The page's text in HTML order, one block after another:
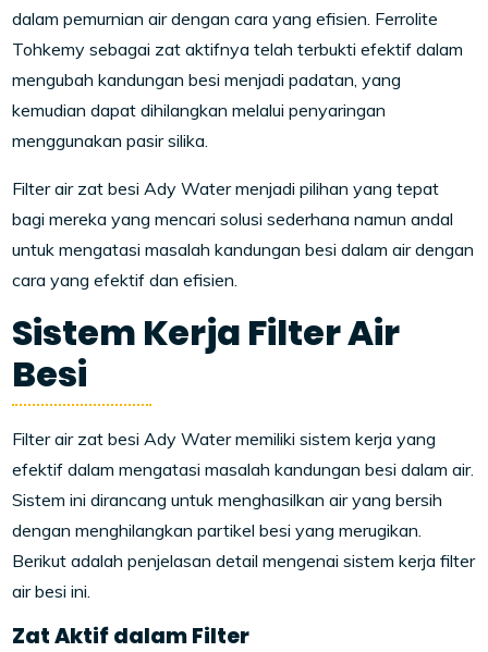
dalam pemurnian air dengan cara yang efisien. Ferrolite
Tohkemy sebagai zat aktifnya telah terbukti efektif dalam
mengubah kandungan besi menjadi padatan, yang
kemudian dapat dihilangkan melalui penyaringan
menggunakan pasir silika.
Filter air zat besi Ady Water menjadi pilihan yang tepat
bagi mereka yang mencari solusi sederhana namun andal
untuk mengatasi masalah kandungan besi dalam air dengan
cara yang efektif dan efisien.
Sistem Kerja Filter Air
Besi
Filter air zat besi Ady Water memiliki sistem kerja yang
efektif dalam mengatasi masalah kandungan besi dalam air.
Sistem ini dirancang untuk menghasilkan air yang bersih
dengan menghilangkan partikel besi yang merugikan.
Berikut adalah penjelasan detail mengenai sistem kerja filter
air besi ini.
Zat Aktif dalam Filter